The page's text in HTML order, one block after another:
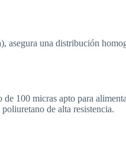
asegura una distribución
100 micras apto para
de alta resistencia.